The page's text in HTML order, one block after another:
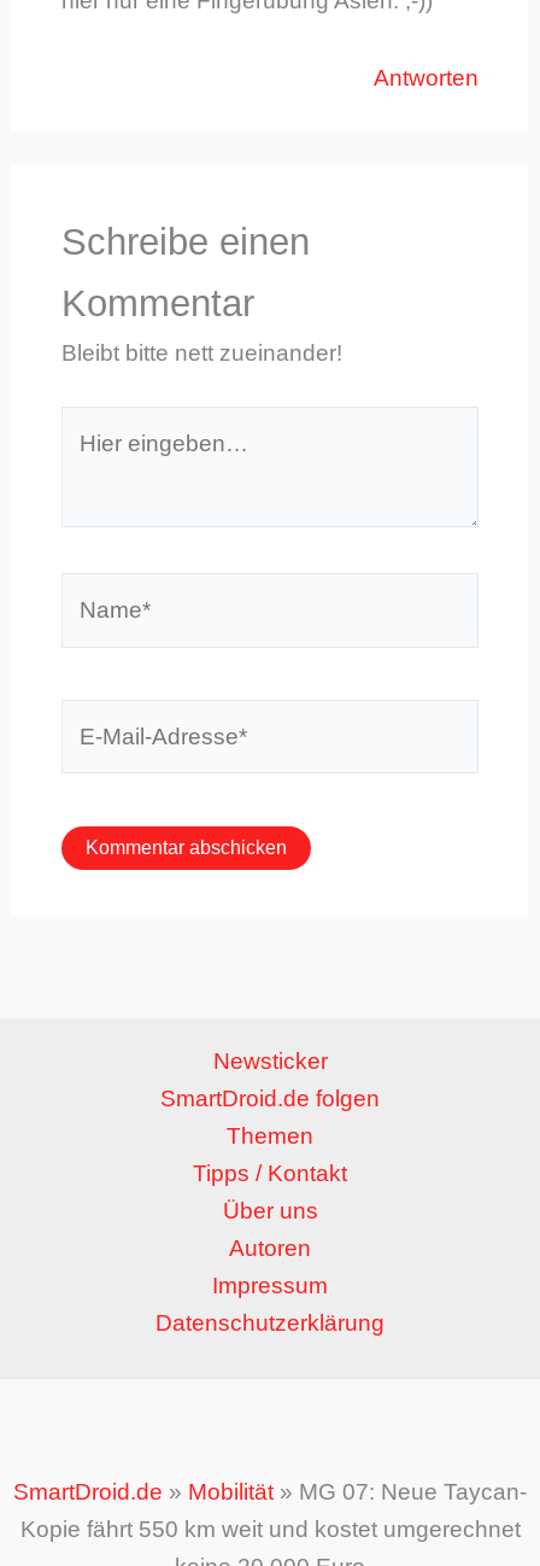
Antworten
Schreibe einen
Kommentar
Bleibt bitte nett zueinander!
eingeben…
Newsticker
SmartDroid.de folgen
Themen
Tipps / Kontakt
Über uns
Autoren
Impressum
Datenschutzerklärung
SmartDroid.de » Mobilität» MG 07: Neue Taycan-
Kopie fährt 550 km weit und kostet umgerechnet